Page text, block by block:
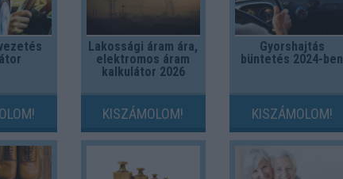
Lakossági áram ára,
elektromos áram
kalkulátor 2026
KISZÁMOLOM!
Gyorshajtás
büntetés 2024-ben
KISZÁMOLOM!